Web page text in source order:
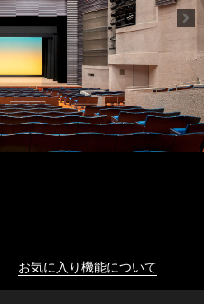
お気に入り機能について